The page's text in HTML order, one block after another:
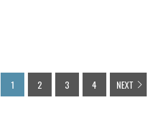
1 2 3 4 NEXT